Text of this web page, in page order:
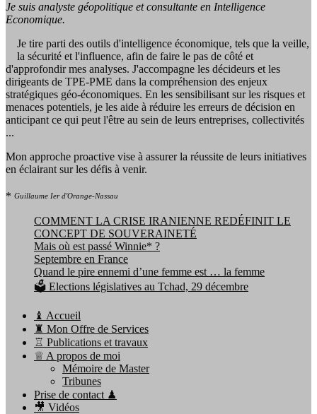
Je suis analyste géopolitique et consultante en Intelligence
Economique.
Je tire parti des outils d'intelligence économique, tels que la veille,
la sécurité et l'influence, afin de faire le pas de côté et
d'approfondir mes analyses. J'accompagne les décideurs et les
dirigeants de TPE-PME dans la compréhension des enjeux
stratégiques géo-économiques. En les sensibilisant sur les risques et
menaces potentiels, je les aide à réduire les erreurs de décision en
anticipant ce qui peut l'être au sein de leurs entreprises, collectivités
...
Mon approche proactive vise à assurer la réussite de leurs initiatives
en éclairant sur les défis à venir.
* Guillaume Ier d'Orange-Nassau
COMMENT LA CRISE IRANIENNE REDÉFINIT LE
CONCEPT DE SOUVERAINETÉ
Mais où est passé Winnie* ?
Septembre en France
Quand le pire ennemi d’une femme est … la femme
🗳️ Elections législatives au Tchad, 29 décembre
♝ Accueil
♜ Mon Offre de Services
♖ Publications et travaux
♕ A propos de moi
Mémoire de Master
Tribunes
Prise de contact ♟
🎥 Vidéos